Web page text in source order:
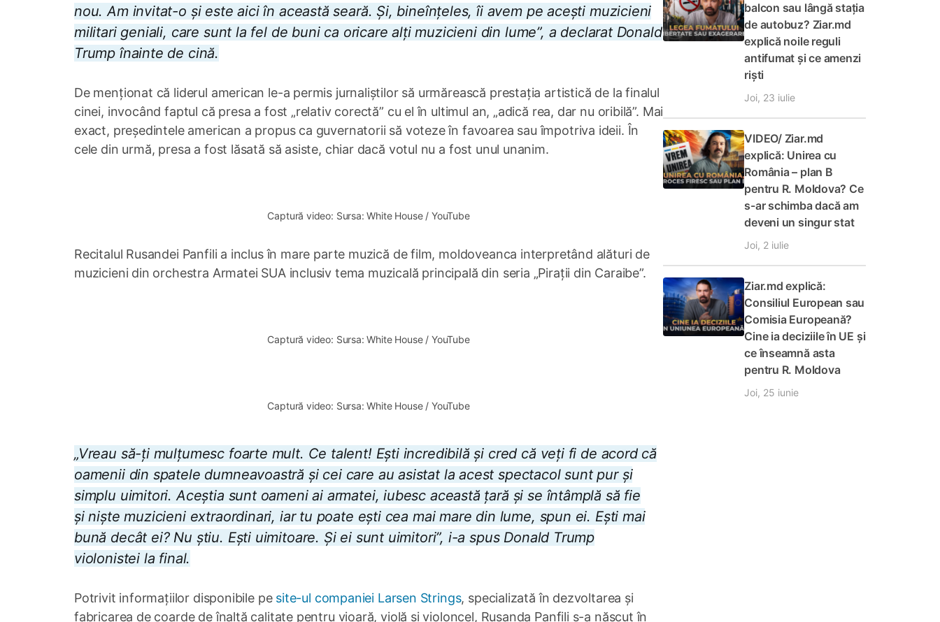
nou. Am invitat-o și este aici în această seară. Și, bineînțeles, îi avem pe acești muzicieni
militari geniali, care sunt la fel de buni ca oricare alți muzicieni din lume”, a declarat Donald
Trump înainte de cină.
De menționat că liderul american le-a permis jurnaliștilor să urmărească prestația artistică de la finalul
cinei, invocând faptul că presa a fost „relativ corectă” cu el în ultimul an, „adică rea, dar nu oribilă”. Mai
exact, președintele american a propus ca guvernatorii să voteze în favoarea sau împotriva ideii. În
cele din urmă, presa a fost lăsată să asiste, chiar dacă votul nu a fost unul unanim.
Captură video: Sursa: White House / YouTube
Recitalul Rusandei Panfili a inclus în mare parte muzică de film, moldoveanca interpretând alături de
muzicieni din orchestra Armatei SUA inclusiv tema muzicală principală din seria „Pirații din Caraibe”.
Captură video: Sursa: White House / YouTube
Captură video: Sursa: White House / YouTube
„Vreau să-ți mulțumesc foarte mult. Ce talent! Ești incredibilă și cred că veți fi de acord că
oamenii din spatele dumneavoastră și cei care au asistat la acest spectacol sunt pur și
simplu uimitori. Aceștia sunt oameni ai armatei, iubesc această țară și se întâmplă să fie
și niște muzicieni extraordinari, iar tu poate ești cea mai mare din lume, spun ei. Ești mai
bună decât ei? Nu știu. Ești uimitoare. Și ei sunt uimitori”, i-a spus Donald Trump
violonistei la final.
Potrivit informațiilor disponibile pesite-ul companiei Larsen Strings, specializată în dezvoltarea și
fabricarea de coarde de înaltă calitate pentru vioară, violă și violoncel, Rusanda Panfili s-a născut în
balcon sau lângă stația
de autobuz? Ziar.md
explică noile reguli
antifumat și ce amenzi
riști
Joi, 23 iulie
VIDEO/ Ziar.md
explică: Unirea cu
România – plan B
pentru R. Moldova? Ce
s-ar schimba dacă am
deveni un singur stat
Joi, 2 iulie
Ziar.md explică:
Consiliul European sau
Comisia Europeană?
Cine ia deciziile în UE și
ce înseamnă asta
pentru R. Moldova
Joi, 25 iunie